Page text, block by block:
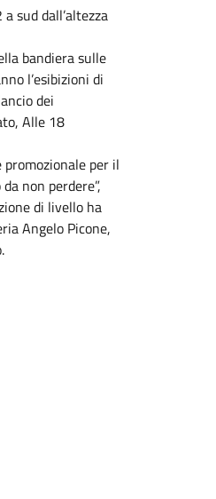
sud dall’altezza
bandiera sulle
l’esibizioni di
dei
Alle 18
per il
non perdere”,
di livello ha
Angelo Picone,